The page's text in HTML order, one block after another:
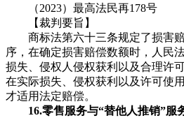
（2023）最高法民再178号
【裁判要旨】
商标法第六十三条规定了损害赔
序，在确定损害赔偿数额时，人民
损失、侵权人侵权获利以及合理许
在实际损失、侵权获利以及许可使
才适用法定赔偿。
16.零售服务与“替他人推销”服